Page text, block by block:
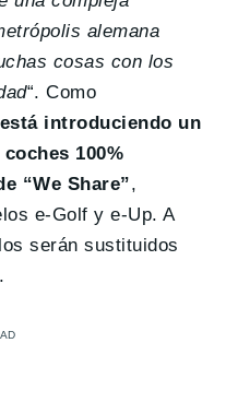
alemana
cosas con los
“. Como
introduciendo un
100%
“We Share”,
e-Golf y e-Up. A
serán sustituidos